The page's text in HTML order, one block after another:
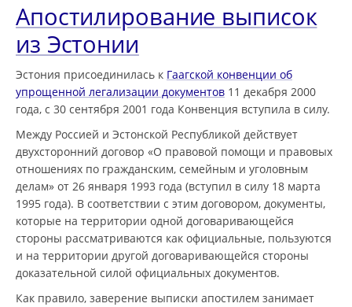
Апостилирование выписок
из Эстонии
Эстония присоединилась к Гаагской конвенции об
упрощенной легализации документов 11 декабря 2000
года, с 30 сентября 2001 года Конвенция вступила в силу.
Между Россией и Эстонской Республикой действует
двухсторонний договор «О правовой помощи и правовых
отношениях по гражданским, семейным и уголовным
делам» от 26 января 1993 года (вступил в силу 18 марта
1995 года). В соответствии с этим договором, документы,
которые на территории одной договаривающейся
стороны рассматриваются как официальные, пользуются
и на территории другой договаривающейся стороны
доказательной силой официальных документов.
Как правило, заверение выписки апостилем занимает